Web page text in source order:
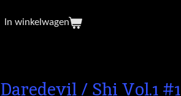
In winkelwagen
Daredevil / Shi Vol.1 #1